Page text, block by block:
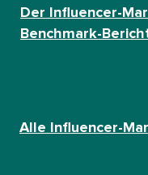
Der Influencer-
Benchmark-
Alle Influencer-